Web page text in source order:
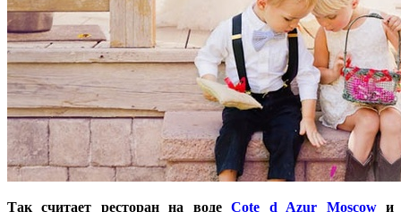
Так считает ресторан на водеCote d Azur Moscowи